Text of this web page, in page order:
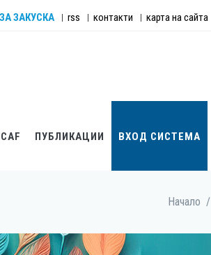
ЗАКУСКА | rss | контакти | карта на сайта
CAF ПУБЛИКАЦИИ ВХОД СИСТЕМА
Начало /